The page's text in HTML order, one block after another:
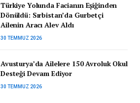
Türkiye Yolunda Facianın Eşiğinden
Dönüldü: Sırbistan’da Gurbetçi
Ailenin Aracı Alev Aldı
30 TEMMUZ 2026
Avusturya’da Ailelere 150 Avroluk Okul
Desteği Devam Ediyor
30 TEMMUZ 2026